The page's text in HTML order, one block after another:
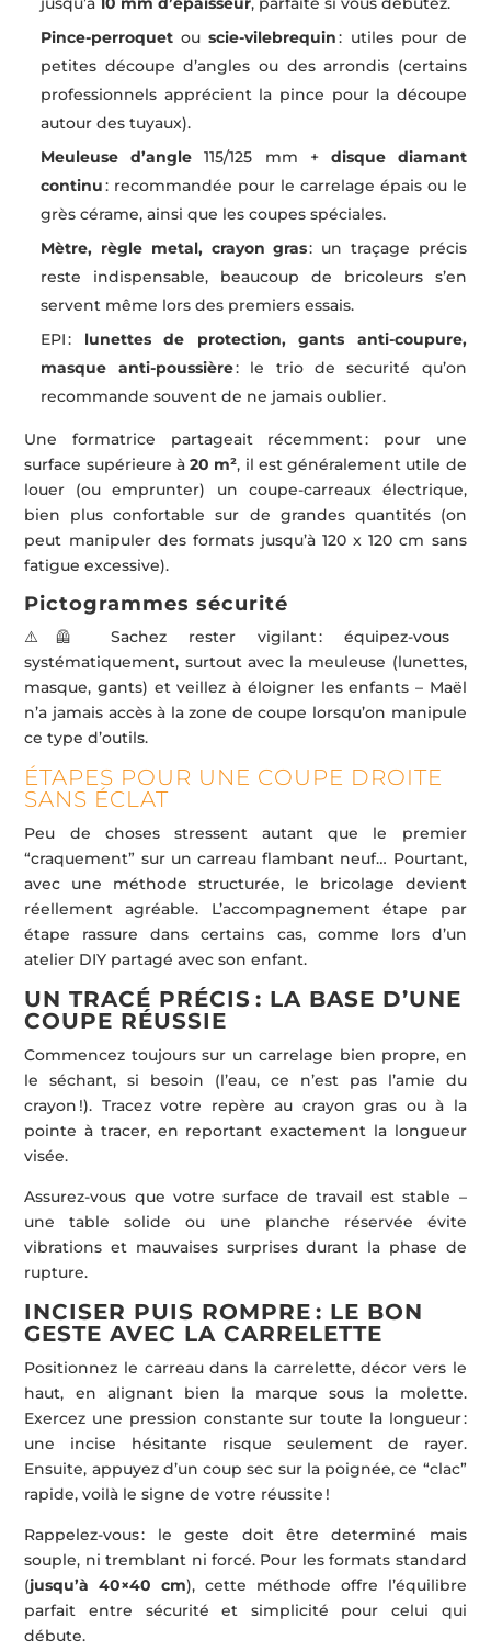
Pince-perroquet ouscie-vilebrequin: utiles pour de
petites découpe d’angles ou des arrondis (certains
professionnels apprécient la pince pour la découpe
autour des tuyaux).
Meuleuse d’angle 115/125 mm + disque diamant
continu: recommandée pour le carrelage épais ou le
grès cérame, ainsi que les coupes spéciales.
Mètre, règle metal, crayon gras: un traçage précis
reste indispensable, beaucoup de bricoleurs s’en
servent même lors des premiers essais.
EPI : lunettes de protection, gants anti-coupure,
masque anti-poussière: le trio de securité qu’on
recommande souvent de ne jamais oublier.
Une formatrice partageait récemment : pour une
surface supérieure à20 m², il est généralement utile de
louer (ou emprunter) un coupe-carreaux électrique,
bien plus confortable sur de grandes quantités (on
peut manipuler des formats jusqu’à 120 x 120 cm sans
fatigue excessive).
Pictogrammes sécurité
⚠️🦺 Sachez rester vigilant : équipez-vous
systématiquement, surtout avec la meuleuse (lunettes,
masque, gants) et veillez à éloigner les enfants – Maël
n’a jamais accès à la zone de coupe lorsqu’on manipule
ce type d’outils.
ÉTAPES POUR UNE COUPE DROITE
SANS ÉCLAT
Peu de choses stressent autant que le premier
“craquement” sur un carreau flambant neuf… Pourtant,
avec une méthode structurée, le bricolage devient
réellement agréable. L’accompagnement étape par
étape rassure dans certains cas, comme lors d’un
atelier DIY partagé avec son enfant.
UN TRACÉ PRÉCIS : LA BASE D’UNE
COUPE RÉUSSIE
Commencez toujours sur un carrelage bien propre, en
le séchant, si besoin (l’eau, ce n’est pas l’amie du
crayon !). Tracez votre repère au crayon gras ou à la
pointe à tracer, en reportant exactement la longueur
visée.
Assurez-vous que votre surface de travail est stable –
une table solide ou une planche réservée évite
vibrations et mauvaises surprises durant la phase de
rupture.
INCISER PUIS ROMPRE : LE BON
GESTE AVEC LA CARRELETTE
Positionnez le carreau dans la carrelette, décor vers le
haut, en alignant bien la marque sous la molette.
Exercez une pression constante sur toute la longueur :
une incise hésitante risque seulement de rayer.
Ensuite, appuyez d’un coup sec sur la poignée, ce “clac”
rapide, voilà le signe de votre réussite !
Rappelez-vous : le geste doit être determiné mais
souple, ni tremblant ni forcé. Pour les formats standard
(jusqu’à 40×40 cm), cette méthode offre l’équilibre
parfait entre sécurité et simplicité pour celui qui
débute.